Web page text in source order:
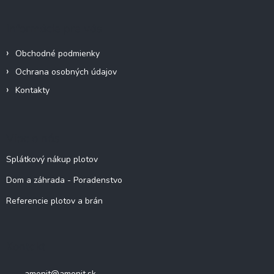
Obchodné podmienky
Ochrana osobných údajov
Kontakty
Splátkový nákup plotov
Dom a záhrada - Poradenstvo
Referencie plotov a brán